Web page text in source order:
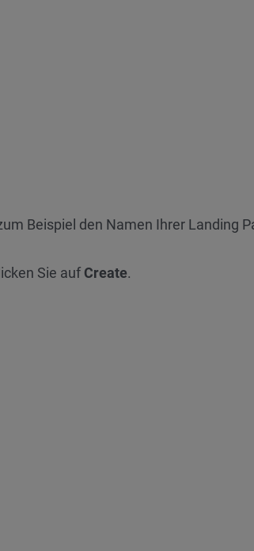
Beispiel den Namen Ihrer Landing
Sie auf Create.